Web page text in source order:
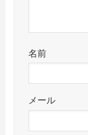
名前
メール